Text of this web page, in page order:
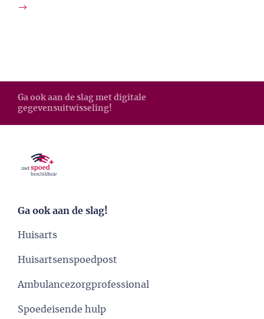
Ga ook aan de slag met digitale
gegevensuitwisseling!
Ga ook aan de slag!
Huisarts
Huisartsenspoedpost
Ambulancezorgprofessional
Spoedeisende hulp